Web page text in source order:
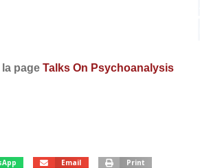
page Talks On Psychoanalysis
Email Print